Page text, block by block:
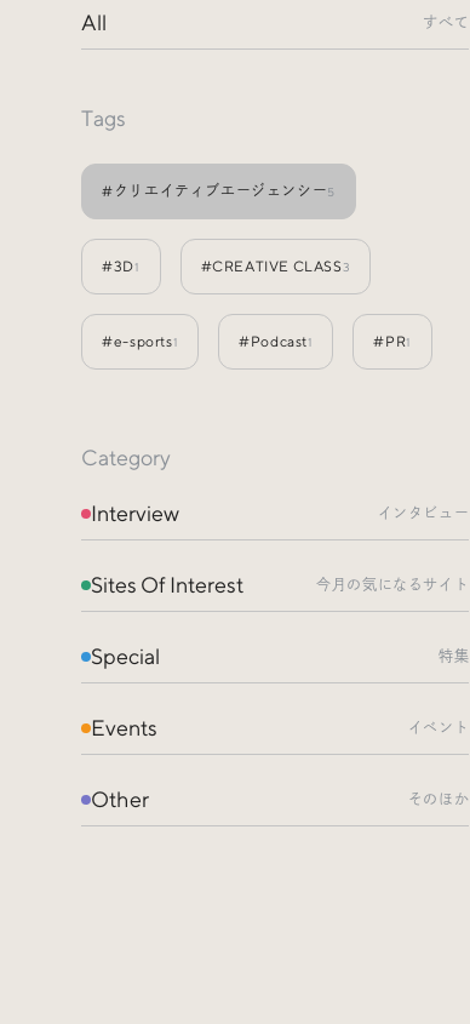
All すべて
Category
Interview インタビュー
Sites Of Interest 今月の気になるサイト
Special 特集
Events イベント
Other そのほか
Tags
#クリエイティブエージェンシー5
#3D1 #CREATIVE CLASS 3
#e-sports1 #Podcast1 #PR1